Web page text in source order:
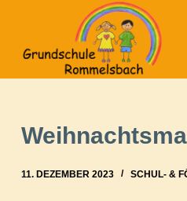
m
I
11. DEZEMBER 2023 SCHUL- &